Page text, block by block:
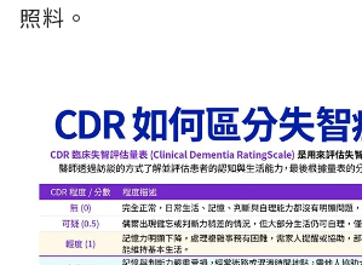
照料。